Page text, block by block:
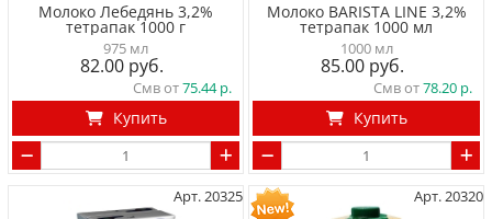
Молоко Лебедянь 3,2%
тетрапак 1000 г
975 мл
82.00
Смв от75.44
Купить
Молоко BARISTA LINE 3,2%
тетрапак 1000 мл
1000 мл
85.00
Смв от78.20
Купить
Арт. 20325 Арт. 20320